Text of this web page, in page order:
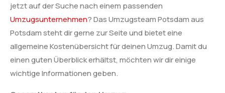
jetzt auf der Suche nach einem passenden
Umzugsunternehmen? Das Umzugsteam Potsdam aus
Potsdam steht dir gerne zur Seite und bietet eine
allgemeine Kostenübersicht für deinen Umzug. Damit du
einen guten Überblick erhältst, möchten wir dir einige
wichtige Informationen geben.